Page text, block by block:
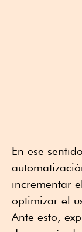
En ese
incrementar
optimizar el
Ante esto,